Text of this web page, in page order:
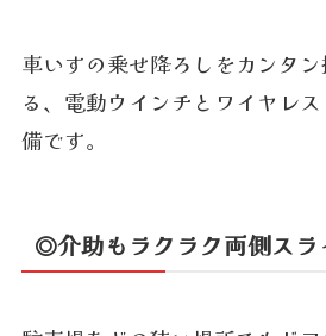
車いすの乗せ降ろしをカンタ
る、電動ウインチとワイヤレ
備です。
◎介助もラクラク両側スラ